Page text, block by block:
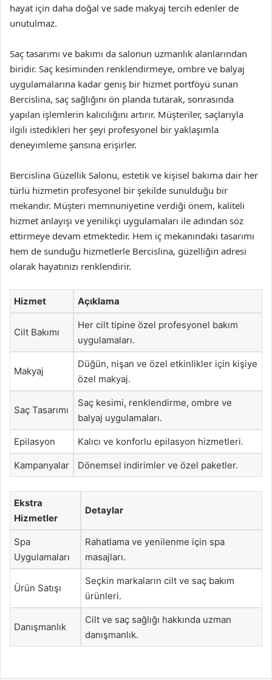
hayat için daha doğal ve sade makyaj tercih edenler de
unutulmaz.
Saç tasarımı ve bakımı da salonun uzmanlık alanlarından
biridir. Saç kesiminden renklendirmeye, ombre ve balyaj
uygulamalarına kadar geniş bir hizmet portföyü sunan
Bercislina, saç sağlığını ön planda tutarak, sonrasında
yapılan işlemlerin kalıcılığını artırır. Müşteriler, saçlarıyla
ilgili istedikleri her şeyi profesyonel bir yaklaşımla
deneyimleme şansına erişirler.
Bercislina Güzellik Salonu, estetik ve kişisel bakıma dair her
türlü hizmetin profesyonel bir şekilde sunulduğu bir
mekandır. Müşteri memnuniyetine verdiği önem, kaliteli
hizmet anlayışı ve yenilikçi uygulamaları ile adından söz
ettirmeye devam etmektedir. Hem iç mekanındaki tasarımı
hem de sunduğu hizmetlerle Bercislina, güzelliğin adresi
olarak hayatınızı renklendirir.
Hizmet Açıklama
Cilt Bakımı
Her cilt tipine özel profesyonel bakım
uygulamaları.
Makyaj
Düğün, nişan ve özel etkinlikler için kişiye
özel makyaj.
Saç Tasarımı
Saç kesimi, renklendirme, ombre ve
balyaj uygulamaları.
Epilasyon Kalıcı ve konforlu epilasyon hizmetleri.
Kampanyalar Dönemsel indirimler ve özel paketler.
Ekstra
Hizmetler
Detaylar
Spa
Uygulamaları
Rahatlama ve yenilenme için spa
masajları.
Ürün Satışı
Seçkin markaların cilt ve saç bakım
ürünleri.
Danışmanlık
Cilt ve saç sağlığı hakkında uzman
danışmanlık.